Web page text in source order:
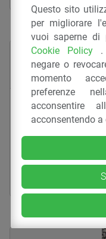
Compound in
–
MATERIALI
Questo sito
per migliorare
vuoi saperne di
Cookie Policy .
negare o
momento
preferenze
acconsentire
acconsentendo